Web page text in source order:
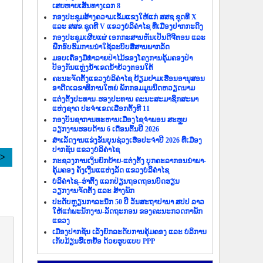
ເສຍຫາຍເສັ້ນທາງເລກ 8
ກອງປະຊຸມສ້າງຄວາມເຂັ້ມແຂງໃຫ້ແກ່ ສສຊ ຊຸດທີ X
ແລະ ສສຂ ຊຸດທີ V ແຂວງບໍລິຄຳໄຊ ທີ່ເມືອງປາກກະດິງ
ກອງປະຊຸມເຜີຍແຜ່ ເອກກະສານຫັນເປັນດີຈີຕອນ ແລະ
ຝຶກອົບຮົມການນຳໃຊ້ລະບົບສື່ສານພາກລັດ
ມອບເຄື່ອງມືທຳລາຍປ່າໄມ້ຂອງໂຄງການຄຸ້ມຄອງປ່າ
ປ້ອງກັນແຫຼ່ງນ້ຳເຂດນ້ຳຍ້ວງຕອນໃຕ້
ຄະນະຈັດຕັ້ງແຂວງບໍລິຄຳໄຊ ຢ້ຽມຢາມເຮືອນອານຸສອນ
ອາດີດເລຂາທິການໃຫຍ່ ພັກກອມມູນນິດຫວຽດນາມ
ແຕ່ງຕັ້ງປະທານ-ຮອງປະທານ ຄະນະສະມາຊິກສະພາ
ແຫ່ງຊາດ ປະຈຳເຂດເລືອກຕັ້ງທີ 11
ກອງບັນຊາການທະຫານເມືອງໄຊຈຳພອນ ສະຫຼຸບ
ວຽກງານຮອບດ້ານ 6 ເດືອນຕົ້ນປີ 2026
ສຳເລັດງານແຂ່ງຂັນບຸນຊ່ວງເຮືອປະຈຳປີ 2026 ທີ່ເມືອງ
ປາກຊັນ ແຂວງບໍລິຄຳໄຊ
ກະຊວງການເງິນຍົກຍ້າຍ-ແຕ່ງຕັ້ງ ບຸກຄະລາກອນນຳພາ-
ຄຸ້ມຄອງ ຄັງເງີນແແຫ່ງລັດ ແຂວງບໍລິຄຳໄຊ
ບໍລິຄຳໄຊ–ຮ່າຕິ້ງ ແລກປ່ຽນຖອດຖອນບົດຮຽນ
ວຽກງານຈັດຕັ້ງ ແລະ ສ້າງພັກ
ປະດັບຫຼຽນກາລະນຶກ 50 ປີ ວັນສະຖາປານາ ສປປ ລາວ
ໃຫ້ແກ່ພະນັກງານ-ລັດຖະກອນ ຂອງຄະນະກວດກາພັກ
ແຂວງ
ເມືອງປາກຊັນ ເລັ່ງຍົກລະດັບການຄຸ້ມຄອງ ແລະ ບໍລິການ
ເກັບມ້ຽນຂີ້ເຫຍື້ອ ດ້ວຍຮູບແບບ PPP